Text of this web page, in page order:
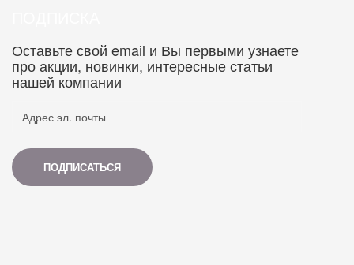
Оставьте свой email и Вы первыми узнаете
про акции, новинки, интересные статьи
нашей компании